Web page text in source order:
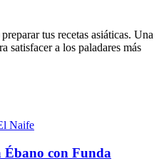
tus recetas asiáticas. Una
satisfacer a los paladares más
con Funda